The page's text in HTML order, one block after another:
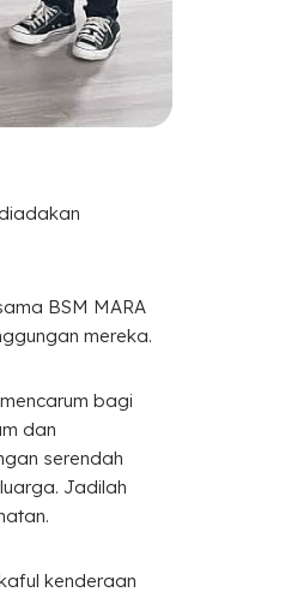
BSM MARA
mereka.
bagi
dan
serendah
Jadilah
kenderaan